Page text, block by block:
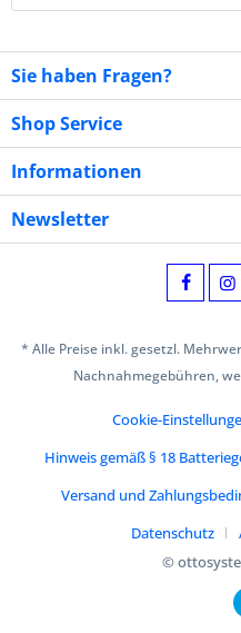
Sie haben Fragen?
Shop Service
Informationen
Newsletter
* Alle Preise inkl. gesetzl.
Nachnahmegebühren,
Cookie-
Hinweis gemäß § 18
Versand und
Datenschutz
©